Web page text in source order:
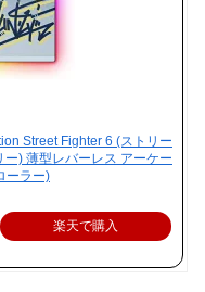
Street Fighter 6 (ストリー
ー) 薄型レバーレス アーケー
ーラー)
楽天で購入